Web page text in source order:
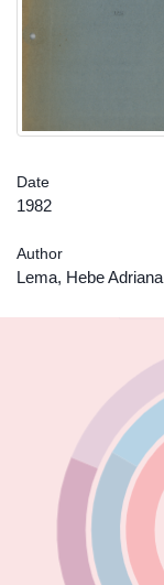
Date
1982
Author
Lema, Hebe Adriana